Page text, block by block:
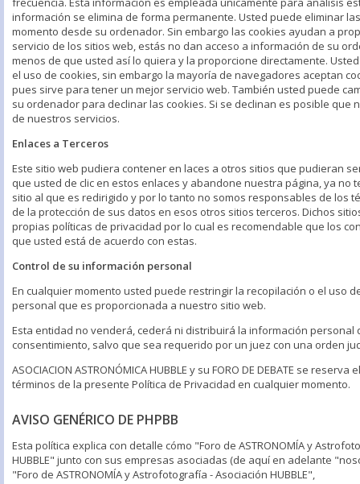
información se elimina de forma permanente. Usted puede eliminar
momento desde su ordenador. Sin embargo las cookies ayudan a
servicio de los sitios web, estás no dan acceso a información de su
menos de que usted así lo quiera y la proporcione directamente.
el uso de cookies, sin embargo la mayoría de navegadores aceptan
pues sirve para tener un mejor servicio web. También usted puede
su ordenador para declinar las cookies. Si se declinan es posible que
de nuestros servicios.
Enlaces a Terceros
Este sitio web pudiera contener en laces a otros sitios que pudieran
que usted de clic en estos enlaces y abandone nuestra página, ya no
sitio al que es redirigido y por lo tanto no somos responsables de los
de la protección de sus datos en esos otros sitios terceros. Dichos
propias políticas de privacidad por lo cual es recomendable que los
que usted está de acuerdo con estas.
Control de su información personal
En cualquier momento usted puede restringir la recopilación o el uso
personal que es proporcionada a nuestro sitio web.
Esta entidad no venderá, cederá ni distribuirá la información personal
consentimiento, salvo que sea requerido por un juez con una orden
ASOCIACION ASTRONÓMICA HUBBLE y su FORO DE DEBATE se
términos de la presente Política de Privacidad en cualquier momento.
AVISO GENÉRICO DE PHPBB
Esta política explica con detalle cómo "Foro de ASTRONOMÍA y
HUBBLE" junto con sus empresas asociadas (de aquí en adelante
"Foro de ASTRONOMÍA y Astrofotografía - Asociación HUBBLE",